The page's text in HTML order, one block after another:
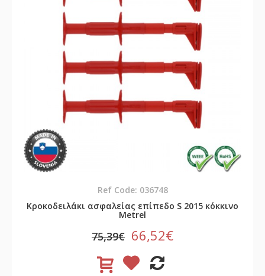
Ref Code: 036748
Κροκοδειλάκι ασφαλείας επίπεδο S 2015 κόκκινο
Metrel
75,39€ 66,52€